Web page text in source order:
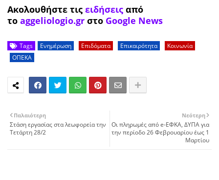
Ακολουθήστε τις ειδήσεις από
το aggeliologio.gr στο Google News
Tags Ενημέρωση Επιδόματα Επικαιρότητα
Κοινωνία
ΟΠΕΚΑ
Νεότερη
Οι πληρωμές από e-ΕΦΚΑ, ΔΥΠΑ για
την περίοδο 26 Φεβρουαρίου έως 1
Μαρτίου
Παλαιότερη
Στάση εργασίας στα λεωφορεία την
Τετάρτη 28/2